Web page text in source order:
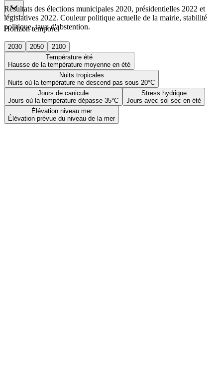
Horizon temporel
2030 2050
2100
Température été
Hausse de la température moyenne en été
Nuits tropicales
Nuits où la température ne descend pas sous 20°C
Jours de canicule
Jours où la température dépasse 35°C
Stress hydrique
Jours avec sol sec en été
Élévation niveau mer
Élévation prévue du niveau de la mer
Résultats des élections municipales 2020, présidentielles 2022 et
législatives 2022. Couleur politique actuelle de la mairie, stabilité
politique, taux d'abstention.